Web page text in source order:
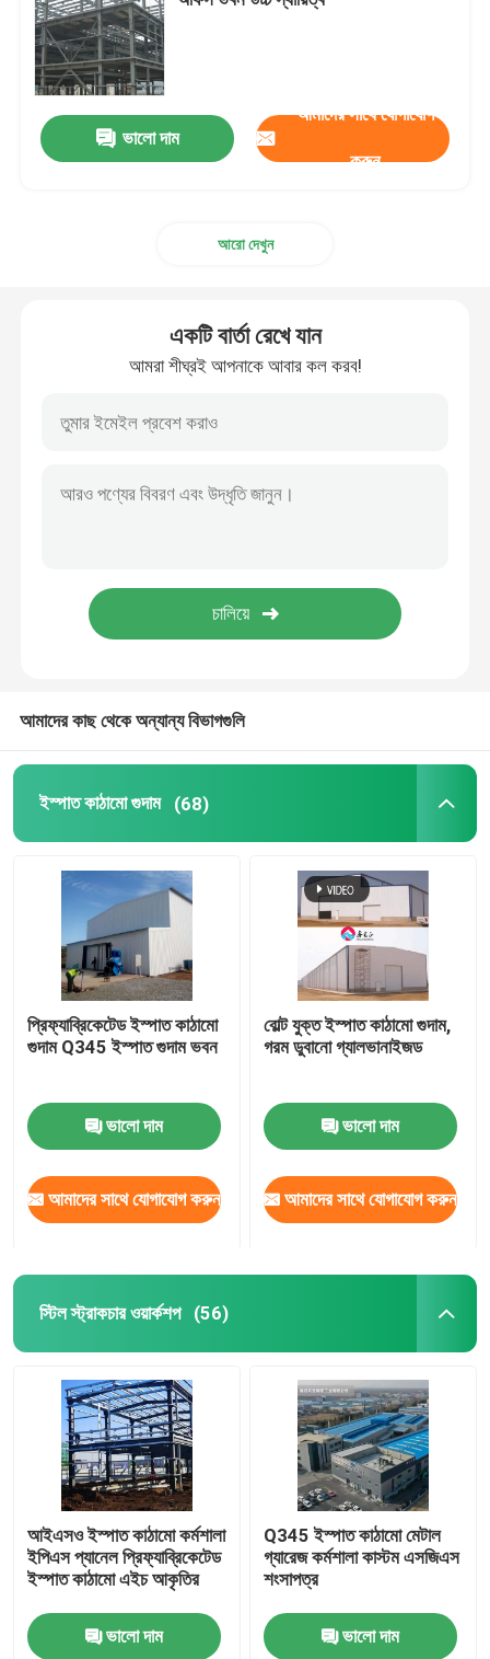
স্টিল স্ট্রাকচার ওয়ার্কশপ
ইস্পাত স্ট্রাকচার বিল্ডিং
ইস্পাত ফ্রেম অফিস বিল্ডিং
ইস্পাত কাঠামোগত উপাদান
ভালো দাম
আমাদের সাথে যোগাযোগ
করুন
আরো দেখুন
একটি বার্তা রেখে যান
আমরা শীঘ্রই আপনাকে আবার কল করব!
আমাদের কাছ থেকে অন্যান্য বিভাগগুলি
ইস্পাত কাঠামো গুদাম (68)
প্রিফ্যাব্রিকেটেড ইস্পাত কাঠামো
গুদাম Q345 ইস্পাত গুদাম ভবন
ভালো দাম
আমাদের সাথে যোগাযোগ করুন
বোল্ট যুক্ত ইস্পাত কাঠামো গুদাম,
গরম ডুবানো গ্যালভানাইজড
ভালো দাম
আমাদের সাথে যোগাযোগ করুন
স্টিল স্ট্রাকচার ওয়ার্কশপ (56)
আইএসও ইস্পাত কাঠামো কর্মশালা
ইপিএস প্যানেল প্রিফ্যাব্রিকেটেড
ইস্পাত কাঠামো এইচ আকৃতির
ভালো দাম
Q345 ইস্পাত কাঠামো মেটাল
গ্যারেজ কর্মশালা কাস্টম এসজিএস
শংসাপত্র
ভালো দাম